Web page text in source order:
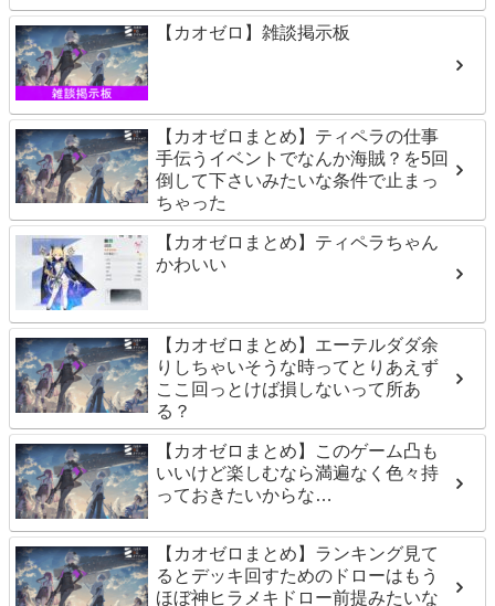
【カオゼロ】雑談掲示板
【カオゼロまとめ】ティペラの仕事
手伝うイベントでなんか海賊？を5回
倒して下さいみたいな条件で止まっ
ちゃった
【カオゼロまとめ】ティペラちゃん
かわいい
【カオゼロまとめ】エーテルダダ余
りしちゃいそうな時ってとりあえず
ここ回っとけば損しないって所あ
る？
【カオゼロまとめ】このゲーム凸も
いいけど楽しむなら満遍なく色々持
っておきたいからな…
【カオゼロまとめ】ランキング見て
るとデッキ回すためのドローはもう
ほぼ神ヒラメキドロー前提みたいな